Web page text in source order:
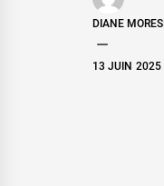
DIANE MORESI
13 JUIN 2025